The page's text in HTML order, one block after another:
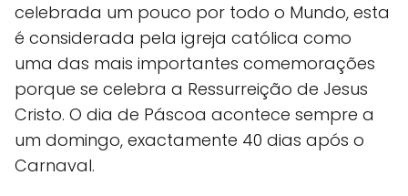
celebrada um pouco por todo o Mundo, esta
é considerada pela igreja católica como
uma das mais importantes comemorações
porque se celebra a Ressurreição de Jesus
Cristo. O dia de Páscoa acontece sempre a
um domingo, exactamente 40 dias após o
Carnaval.